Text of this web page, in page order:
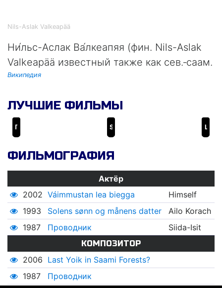
Nils-Aslak Valkeapää
Ни́льс-Аслак Ва́лкеапяя (фин. Nils-Aslak
Valkeapää известный также как сев.‑саам.
Википедия
ЛУЧШИЕ ФИЛЬМЫ
ФИЛЬМОГРАФИЯ
Актёр
2002 Váimmustan lea biegga
Himself
1993
Solens sønn og månens datter
Ailo Korach
1987
Проводник Siida-Isit
КОМПОЗИТОР
2006 Last Yoik in Saami Forests?
1987
Проводник